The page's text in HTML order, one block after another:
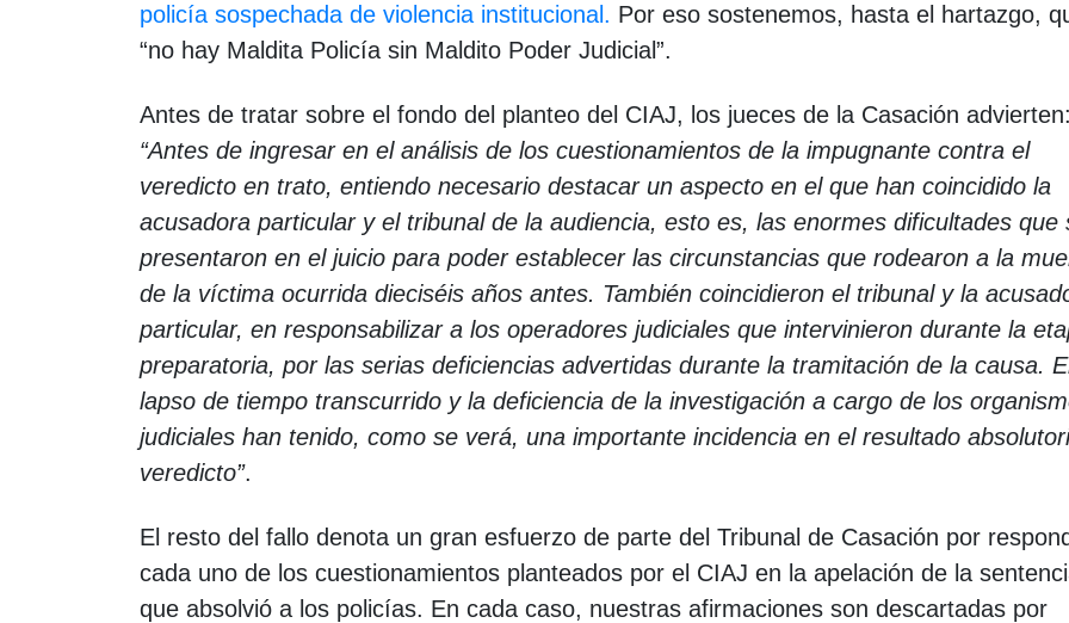
policía sospechada de violencia institucional. Por eso sostenemos, hasta el hartazgo,
“no hay Maldita Policía sin Maldito Poder Judicial”.
Antes de tratar sobre el fondo del planteo del CIAJ, los jueces de la Casación
“Antes de ingresar en el análisis de los cuestionamientos de la impugnante contra el
veredicto en trato, entiendo necesario destacar un aspecto en el que han coincidido la
acusadora particular y el tribunal de la audiencia, esto es, las enormes dificultades que
presentaron en el juicio para poder establecer las circunstancias que rodearon a la
de la víctima ocurrida dieciséis años antes. También coincidieron el tribunal y la
particular, en responsabilizar a los operadores judiciales que intervinieron durante la
preparatoria, por las serias deficiencias advertidas durante la tramitación de la causa.
lapso de tiempo transcurrido y la deficiencia de la investigación a cargo de los
judiciales han tenido, como se verá, una importante incidencia en el resultado
veredicto”.
El resto del fallo denota un gran esfuerzo de parte del Tribunal de Casación por
cada uno de los cuestionamientos planteados por el CIAJ en la apelación de la
que absolvió a los policías. En cada caso, nuestras afirmaciones son descartadas por